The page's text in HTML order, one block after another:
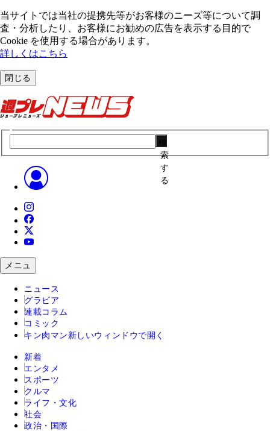
当サイトでは当社の提携先等がお客様のニーズ等について調
査・分析したり、お客様にお勧めの広告を表⽰する⽬的で
Cookie を使⽤する場合があります。
詳しくはこちら
閉じる
索
す
る
メニュ
ニュース
グラビア
連載コラム
コミック
キン肉マン 新しいウィンドウで開く
新着
エンタメ
スポーツ
クルマ
ライフ・文化
社会
政治・国際